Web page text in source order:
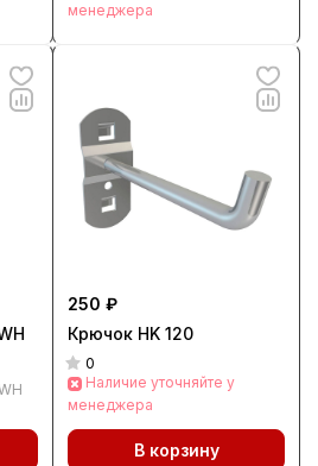
менеджера
250 ₽
Крючок HK 120
0
Наличие уточняйте у
менеджера
В корзину